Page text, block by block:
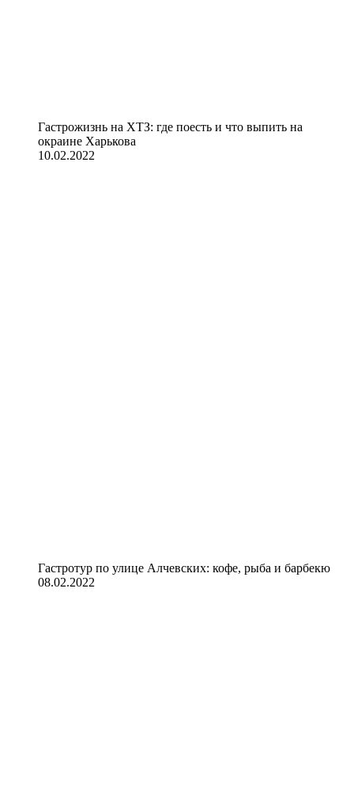
Гастрожизнь на ХТЗ: где поесть и что выпить на
окраине Харькова
10.02.2022
Гастротур по улице Алчевских: кофе, рыба и барбекю
08.02.2022